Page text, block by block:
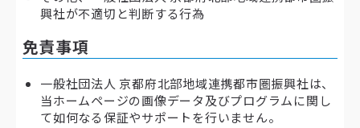
興社が不適切と判断する行為
免責事項
一般社団法人 京都府北部地域連携都市圏振興社は、
当ホームページの画像データ及びプログラムに関し
て如何なる保証やサポートを行いません。